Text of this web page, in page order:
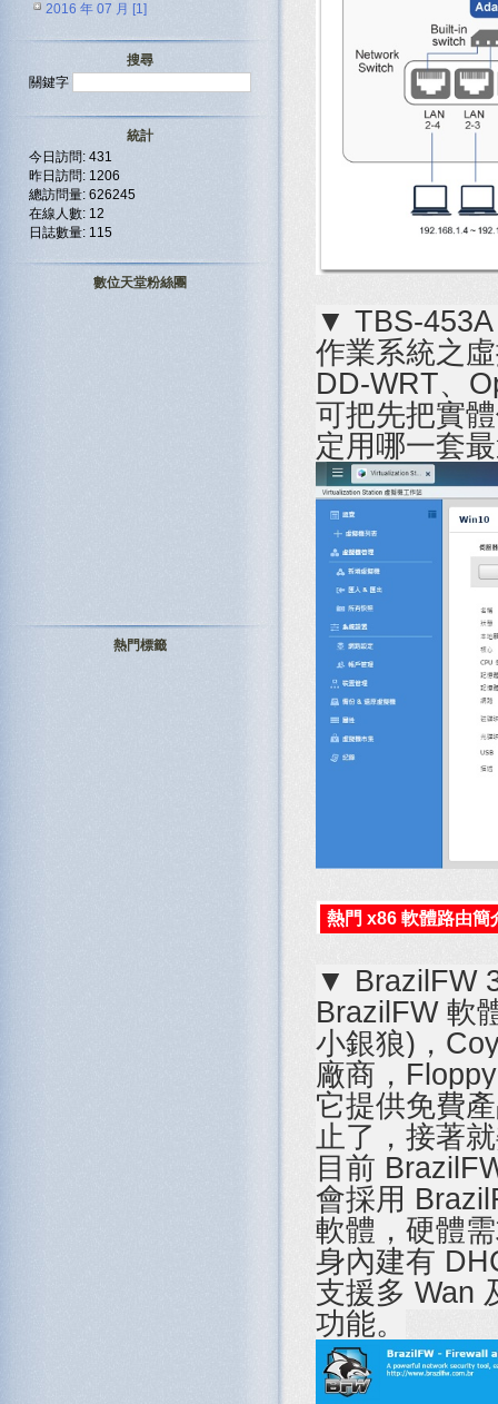
▼ TBS-453A
作業系統之
DD-WRT、
可把先把實
定用哪一套
熱門 x86 軟體路由簡
▼ BrazilFW
BrazilFW 軟
小銀狼)，
廠商，
它提供免費
止了，接著
目前
會採用
軟體，硬體
身內建有
支援多 Wan
功能。
2016 年 07 月 [1]
搜尋
關鍵字
統計
今日訪問: 431
昨日訪問: 1206
總訪問量: 626245
在線人數: 12
日誌數量: 115
數位天堂粉絲團
熱門標籤